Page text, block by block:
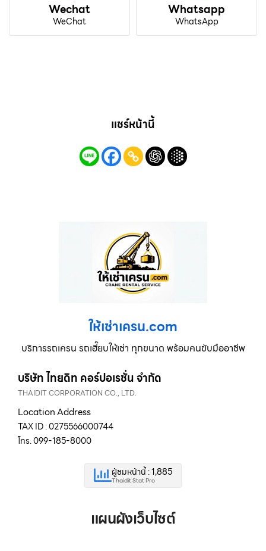
Wechat
WeChat
Whatsapp
WhatsApp
แชร์หน้านี้
ให้เช่าเครน.com
บริการรถเครน รถเฮี๊ยบให้เช่า ทุกขนาด พร้อมคนขับมืออาชีพ
บริษัท ไทยดิท คอร์ปอเรชั่น จำกัด
THAIDIT CORPORATION CO., LTD.
Location Address
TAX ID : 0275566000744
โทร. 099-185-8000
ผู้ชมหน้านี้ : 1,885
Thaidit Stat Pro
แผนผังเว็บไซต์